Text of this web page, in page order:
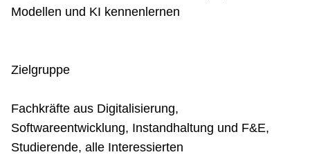
Modellen und KI kennenlernen
Zielgruppe
Fachkräfte aus Digitalisierung,
Softwareentwicklung, Instandhaltung und F&E,
Studierende, alle Interessierten